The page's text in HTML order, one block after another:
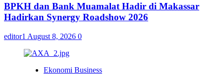
BPKH dan Bank Muamalat Hadir di Makassar
Hadirkan Synergy Roadshow 2026
editor1 August 8, 2026 0
Ekonomi Business